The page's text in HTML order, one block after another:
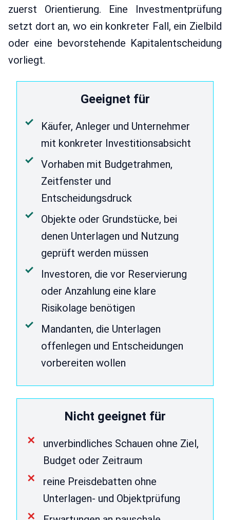
zuerst Orientierung. Eine Investmentprüfung
setzt dort an, wo ein konkreter Fall, ein Zielbild
oder eine bevorstehende Kapitalentscheidung
vorliegt.
Geeignet für
Käufer, Anleger und Unternehmer
mit konkreter Investitionsabsicht
Vorhaben mit Budgetrahmen,
Zeitfenster und
Entscheidungsdruck
Objekte oder Grundstücke, bei
denen Unterlagen und Nutzung
geprüft werden müssen
Investoren, die vor Reservierung
oder Anzahlung eine klare
Risikolage benötigen
Mandanten, die Unterlagen
offenlegen und Entscheidungen
vorbereiten wollen
Nicht geeignet für
unverbindliches Schauen ohne Ziel,
Budget oder Zeitraum
reine Preisdebatten ohne
Unterlagen- und Objektprüfung